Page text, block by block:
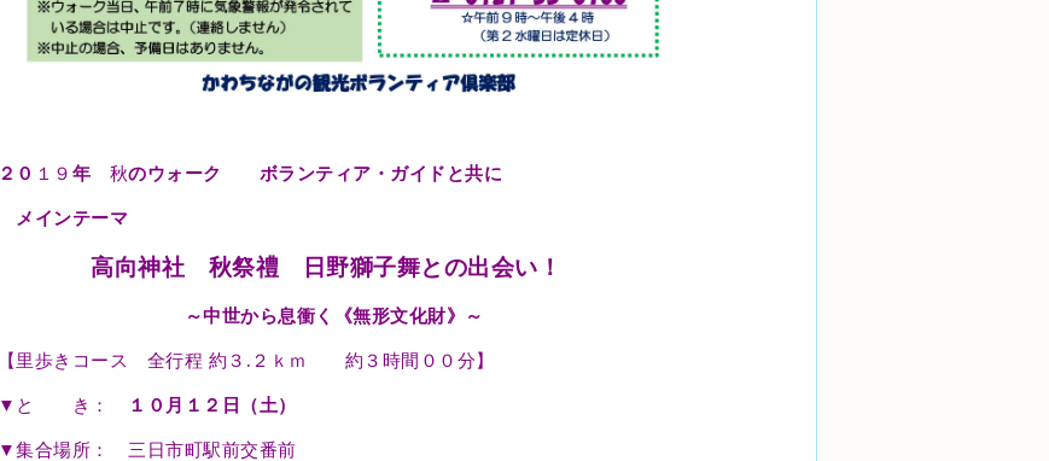
２０ １９ 年 秋のウォーク ボランティア・ガイドと共に
メインテーマ
高向神社 秋祭禮 日野獅子舞との出会い！
～中世から息衝く《無形文化財》～
【里歩きコース 全行程 約３ . ２ｋｍ 約３時間００分】
▼ と き： １０月１２日（土）
▼集合場所： 三日市町駅前交番前